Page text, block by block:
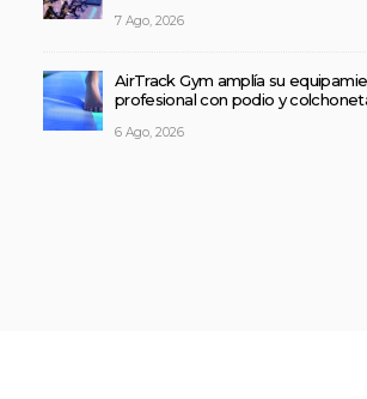
7 Ago, 2026
AirTrack Gym amplía su
profesional con podio y
6 Ago, 2026